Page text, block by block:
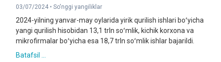
03/07/2024 • So'nggi yangiliklar
2024-yilning yanvar-may oylarida yirik qurilish ishlari boʻyicha
yangi qurilish hisobidan 13,1 trln soʻmlik, kichik korxona va
mikrofirmalar boʻyicha esa 18,7 trln soʻmlik ishlar bajarildi.
Batafsil ...